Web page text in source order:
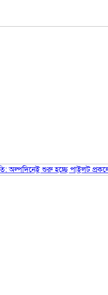
অল্পদিনেই শুরু হচ্ছে পাইলট